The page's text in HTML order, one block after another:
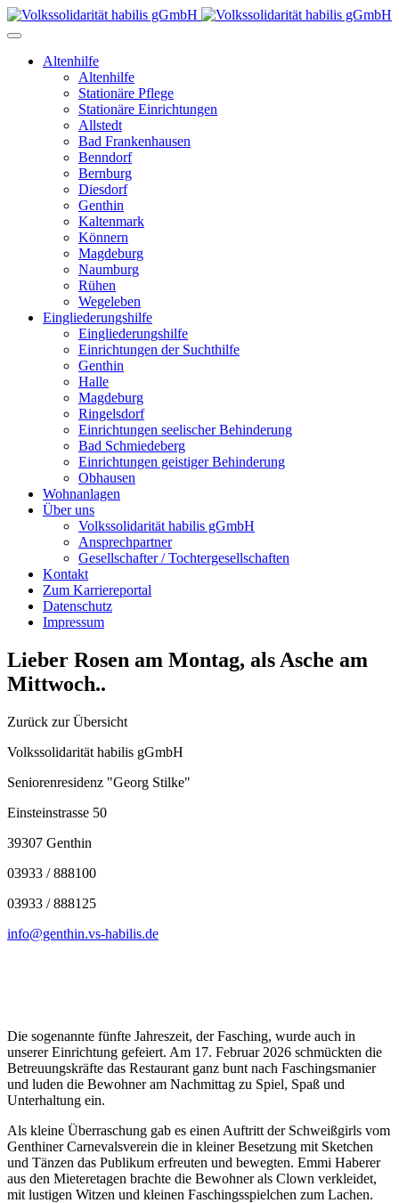
Altenhilfe
Altenhilfe
Stationäre Pflege
Stationäre Einrichtungen
Allstedt
Bad Frankenhausen
Benndorf
Bernburg
Diesdorf
Genthin
Kaltenmark
Könnern
Magdeburg
Naumburg
Rühen
Wegeleben
Eingliederungshilfe
Eingliederungshilfe
Einrichtungen der Suchthilfe
Genthin
Halle
Magdeburg
Ringelsdorf
Einrichtungen seelischer Behinderung
Bad Schmiedeberg
Einrichtungen geistiger Behinderung
Obhausen
Wohnanlagen
Über uns
Volkssolidarität habilis gGmbH
Ansprechpartner
Gesellschafter / Tochtergesellschaften
Kontakt
Zum Karriereportal
Datenschutz
Impressum
Lieber Rosen am Montag, als Asche am
Mittwoch..
Zurück zur Übersicht
Volkssolidarität habilis gGmbH
Seniorenresidenz "Georg Stilke"
Einsteinstrasse 50
39307 Genthin
03933 / 888100
03933 / 888125
info@genthin.vs-habilis.de
Die sogenannte fünfte Jahreszeit, der Fasching, wurde auch in
unserer Einrichtung gefeiert. Am 17. Februar 2026 schmückten die
Betreuungskräfte das Restaurant ganz bunt nach Faschingsmanier
und luden die Bewohner am Nachmittag zu Spiel, Spaß und
Unterhaltung ein.
Als kleine Überraschung gab es einen Auftritt der Schweißgirls vom
Genthiner Carnevalsverein die in kleiner Besetzung mit Sketchen
und Tänzen das Publikum erfreuten und bewegten. Emmi Haberer
aus den Mieteretagen brachte die Bewohner als Clown verkleidet,
mit lustigen Witzen und kleinen Faschingsspielchen zum Lachen.